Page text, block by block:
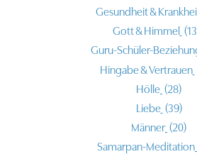
Gesundheit &
Gott & Himmel
Guru-Schüler-
Hingabe & Vertrauen
Hölle (28)
Liebe (39)
Männer (20)
Samarpan-Meditation